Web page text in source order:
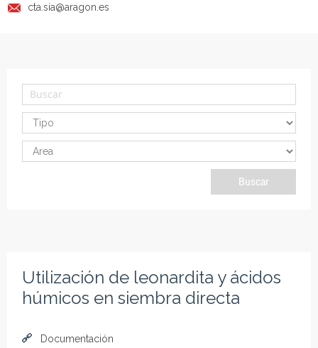
cta.sia@aragon.es
Utilización de leonardita y ácidos
húmicos en siembra directa
Documentación